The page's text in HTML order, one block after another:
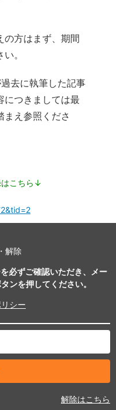
の方はまず、期間
。
去に執筆した記事
につきましては最
まえ参照くださ
こちら↓
解除
必ずご確認いただき、メー
ンを押してください。
シー
解除はこちら